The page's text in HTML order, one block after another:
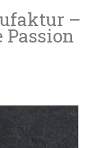
–
Passion